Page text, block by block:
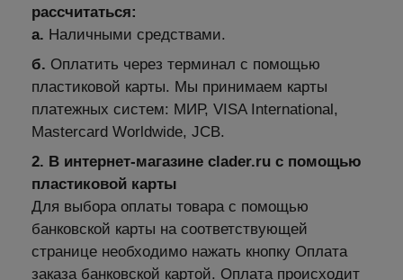
рассчитаться:
а. Наличными средствами.
б. Оплатить через терминал с помощью
пластиковой карты. Мы принимаем карты
платежных систем: МИР, VISA International,
Mastercard Worldwide, JCB.
2. В интернет-магазине clader.ru с помощью
пластиковой карты
Для выбора оплаты товара с помощью
банковской карты на соответствующей
странице необходимо нажать кнопку Оплата
заказа банковской картой. Оплата происходит